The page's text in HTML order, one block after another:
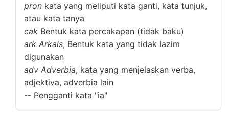
pron kata yang meliputi kata ganti, kata tunjuk,
atau kata tanya
cak Bentuk kata percakapan (tidak baku)
ark Arkais, Bentuk kata yang tidak lazim
digunakan
adv Adverbia, kata yang menjelaskan verba,
adjektiva, adverbia lain
-- Pengganti kata "ia"